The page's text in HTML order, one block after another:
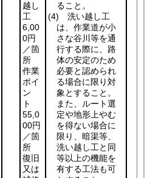
越し
工
6,00
0円
／箇
所
作業
ポイ
ン
ト
55,0
00円
／箇
所
復旧
又は
ること。
(4) 洗い越し工
は、作業道が小
さな谷川等を通
行する際に、路
体の安定のため
必要と認められ
る場合に限り対
象とすること。
また、ルート選
定や地形上やむ
を得ない場合に
限り、暗渠等、
洗い越し工と同
等以上の機能を
有する工法も可